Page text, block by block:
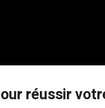
réussir